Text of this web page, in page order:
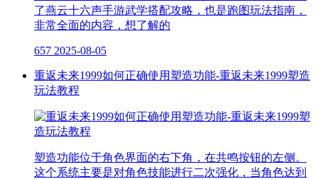
了燕云十六声手游武学搭配攻略，也是跑图玩法指南，
非常全面的内容，想了解的
657 2025-08-05
重返未来1999如何正确使用塑造功能-重返未来1999塑造
玩法教程
塑造功能位于角色界面的右下角，在共鸣按钮的左侧。
这个系统主要是对角色技能进行二次强化，当角色达到